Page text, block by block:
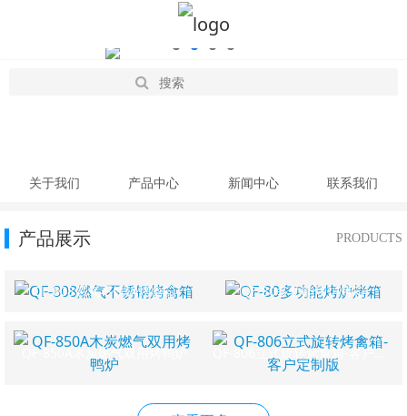
关于我们 产品中心 新闻中心 联系我们
产品展示 PRODUCTS
QF-808燃气不锈钢烤禽箱 QF-80多功能烤炉烤箱
QF-850A木炭燃气双用烤鸭炉 QF-806立式旋转烤禽箱-客户定制版